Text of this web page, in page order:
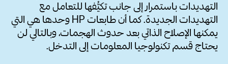
التهديدات باستمرار إلى جانب تكيُّفها للتعامل مع
التهديدات الجديدة. كما أن طابعات HP وحدها هي التي
يمكنها الإصلاح الذاتي بعد حدوث الهجمات، وبالتالي لن
يحتاج قسم تكنولوجيا المعلومات إلى التدخل.